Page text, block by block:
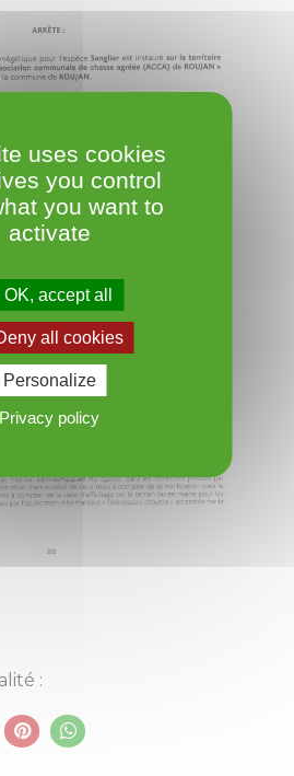
:
uses cookies
you control
you want to
activate
OK, accept all
all cookies
Personalize
Privacy policy